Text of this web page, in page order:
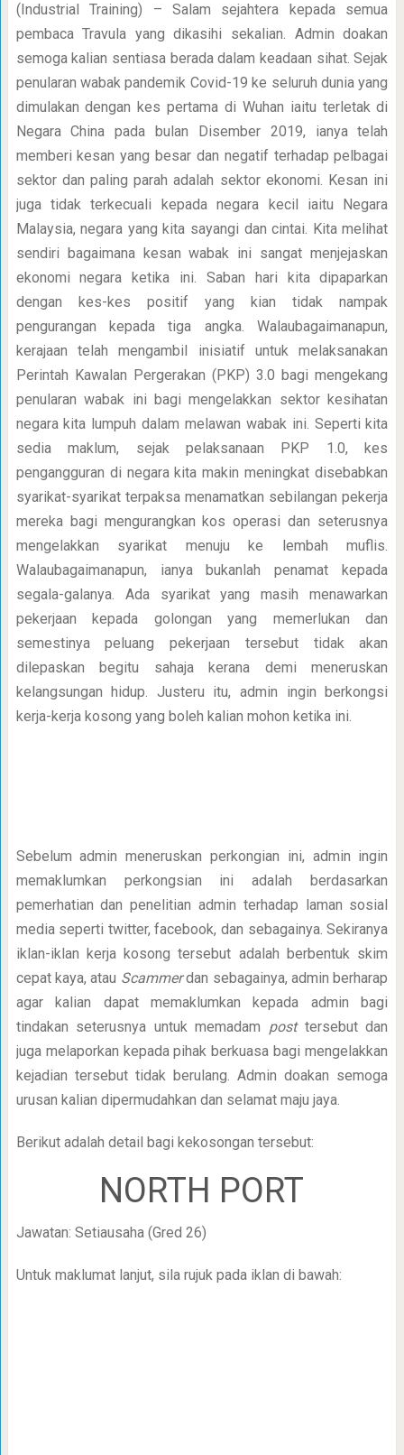
(Industrial Training) – Salam sejahtera kepada semua
pembaca Travula yang dikasihi sekalian. Admin doakan
semoga kalian sentiasa berada dalam keadaan sihat. Sejak
penularan wabak pandemik Covid-19 ke seluruh dunia yang
dimulakan dengan kes pertama di Wuhan iaitu terletak di
Negara China pada bulan Disember 2019, ianya telah
memberi kesan yang besar dan negatif terhadap pelbagai
sektor dan paling parah adalah sektor ekonomi. Kesan ini
juga tidak terkecuali kepada negara kecil iaitu Negara
Malaysia, negara yang kita sayangi dan cintai. Kita melihat
sendiri bagaimana kesan wabak ini sangat menjejaskan
ekonomi negara ketika ini. Saban hari kita dipaparkan
dengan kes-kes positif yang kian tidak nampak
pengurangan kepada tiga angka. Walaubagaimanapun,
kerajaan telah mengambil inisiatif untuk melaksanakan
Perintah Kawalan Pergerakan (PKP) 3.0 bagi mengekang
penularan wabak ini bagi mengelakkan sektor kesihatan
negara kita lumpuh dalam melawan wabak ini. Seperti kita
sedia maklum, sejak pelaksanaan PKP 1.0, kes
pengangguran di negara kita makin meningkat disebabkan
syarikat-syarikat terpaksa menamatkan sebilangan pekerja
mereka bagi mengurangkan kos operasi dan seterusnya
mengelakkan syarikat menuju ke lembah muflis.
Walaubagaimanapun, ianya bukanlah penamat kepada
segala-galanya. Ada syarikat yang masih menawarkan
pekerjaan kepada golongan yang memerlukan dan
semestinya peluang pekerjaan tersebut tidak akan
dilepaskan begitu sahaja kerana demi meneruskan
kelangsungan hidup. Justeru itu, admin ingin berkongsi
kerja-kerja kosong yang boleh kalian mohon ketika ini.
Sebelum admin meneruskan perkongian ini, admin ingin
memaklumkan perkongsian ini adalah berdasarkan
pemerhatian dan penelitian admin terhadap laman sosial
media seperti twitter, facebook, dan sebagainya. Sekiranya
iklan-iklan kerja kosong tersebut adalah berbentuk skim
cepat kaya, atau Scammerdan sebagainya, admin berharap
agar kalian dapat memaklumkan kepada admin bagi
tindakan seterusnya untuk memadam post tersebut dan
juga melaporkan kepada pihak berkuasa bagi mengelakkan
kejadian tersebut tidak berulang. Admin doakan semoga
urusan kalian dipermudahkan dan selamat maju jaya.
Berikut adalah detail bagi kekosongan tersebut:
NORTH PORT
Jawatan: Setiausaha (Gred 26)
Untuk maklumat lanjut, sila rujuk pada iklan di bawah: